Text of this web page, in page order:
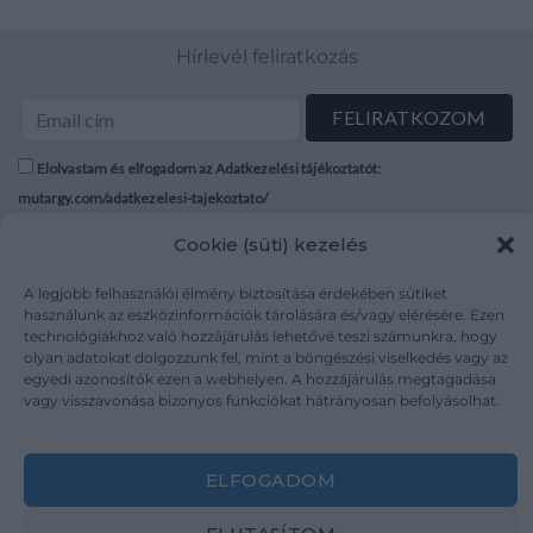
Cookie (süti) kezelés
A legjobb felhasználói élmény biztosítása érdekében sütiket
használunk az eszközinformációk tárolására és/vagy elérésére. Ezen
technológiákhoz való hozzájárulás lehetővé teszi számunkra, hogy
olyan adatokat dolgozzunk fel, mint a böngészési viselkedés vagy az
egyedi azonosítók ezen a webhelyen. A hozzájárulás megtagadása
vagy visszavonása bizonyos funkciókat hátrányosan befolyásolhat.
ELFOGADOM
Hírlevél feliratkozás
Elolvastam és elfogadom az Adatkezelési tájékoztatót:
mutargy.com/adatkezelesi-tajekoztato/
Médiaajánlat
Karrier
Kapcsolat
Áraink
ÁSZF
Adatvédelem
Impresszum